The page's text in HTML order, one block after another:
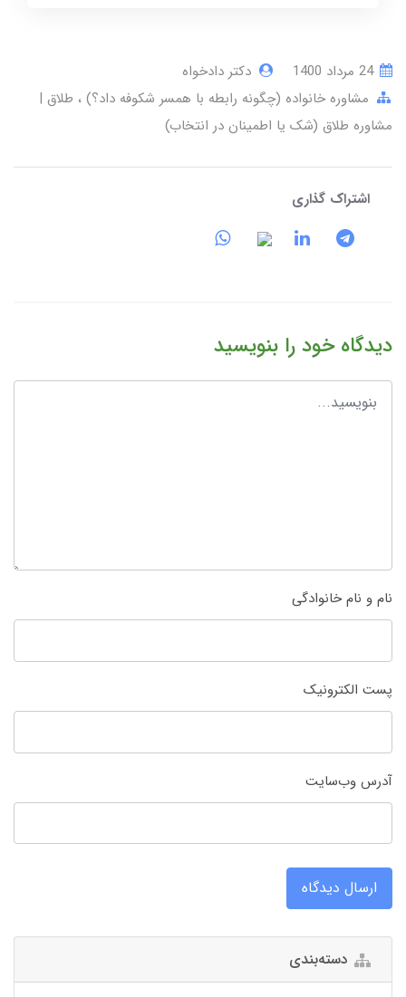
24 مرداد 1400
دکتر دادخواه
مشاوره خانواده (چگونه رابطه با همسر شکوفه داد؟) طلاق |
مشاوره طلاق (شک یا اطمینان در انتخاب)
اشتراک گذاری
دیدگاه خود را بنویسید
نام و نام خانوادگی
پست الکترونیک
آدرس وب‌سایت
ارسال دیدگاه
دسته‌بندی